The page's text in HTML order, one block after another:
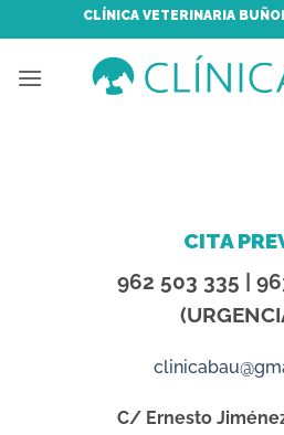
al
contenido
CLÍNICA VETERINARIA
CITA
962 503 335 |
C/ Ernesto